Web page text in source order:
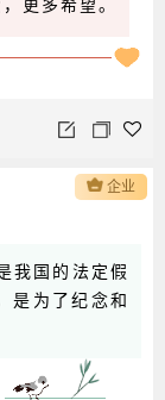
更多希望。
我国的法定假
是为了纪念和
企业